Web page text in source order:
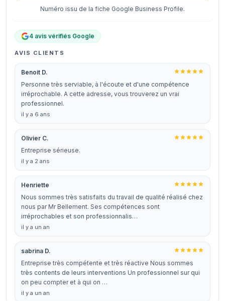
Numéro issu de la fiche Google Business Profile.
4 avis vérifiés Google
AVIS CLIENTS
Benoit D.
Personne très serviable, à l'écoute et d'une compétence
irréprochable. A cette adresse, vous trouverez un vrai
professionnel.
il y a 6 ans
Olivier C.
Entreprise sérieuse.
il y a 2 ans
Henriette
Nous sommes très satisfaits du travail de qualité réalisé chez
nous par Mr Bellement. Ses compétences sont
irréprochables et son professionnalis…
il y a un an
sabrina D.
Entreprise très compétente et très réactive Nous sommes
très contents de leurs interventions Un professionnel sur qui
on peu compter et à qui on …
il y a un an